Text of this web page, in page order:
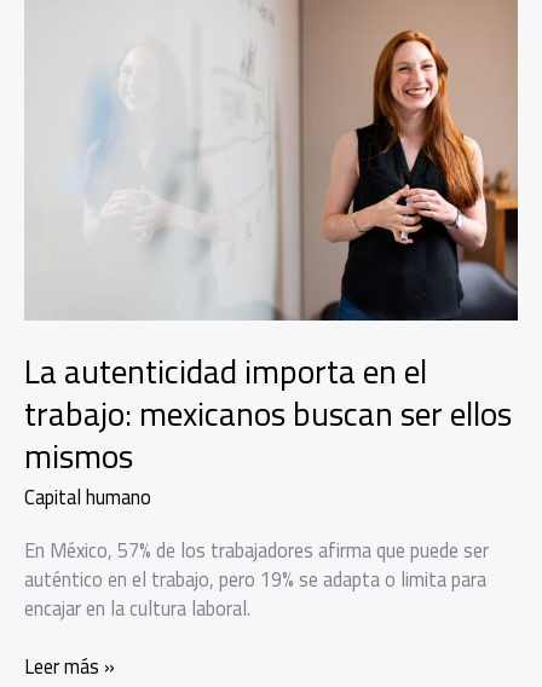
La autenticidad importa en el
trabajo: mexicanos buscan ser ellos
mismos
Capital humano
En México, 57% de los trabajadores afirma que puede ser
auténtico en el trabajo, pero 19% se adapta o limita para
encajar en la cultura laboral.
La
Leer más »